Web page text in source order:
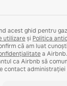
acest ghid pentru
utilizareși Politica
că am luat
a
ca Airbnb să
contact administrației